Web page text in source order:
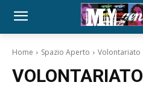
Home Spazio Aperto Volontariato
VOLONTARIATO